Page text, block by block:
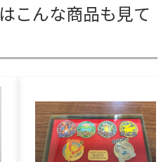
こんな商品も見て